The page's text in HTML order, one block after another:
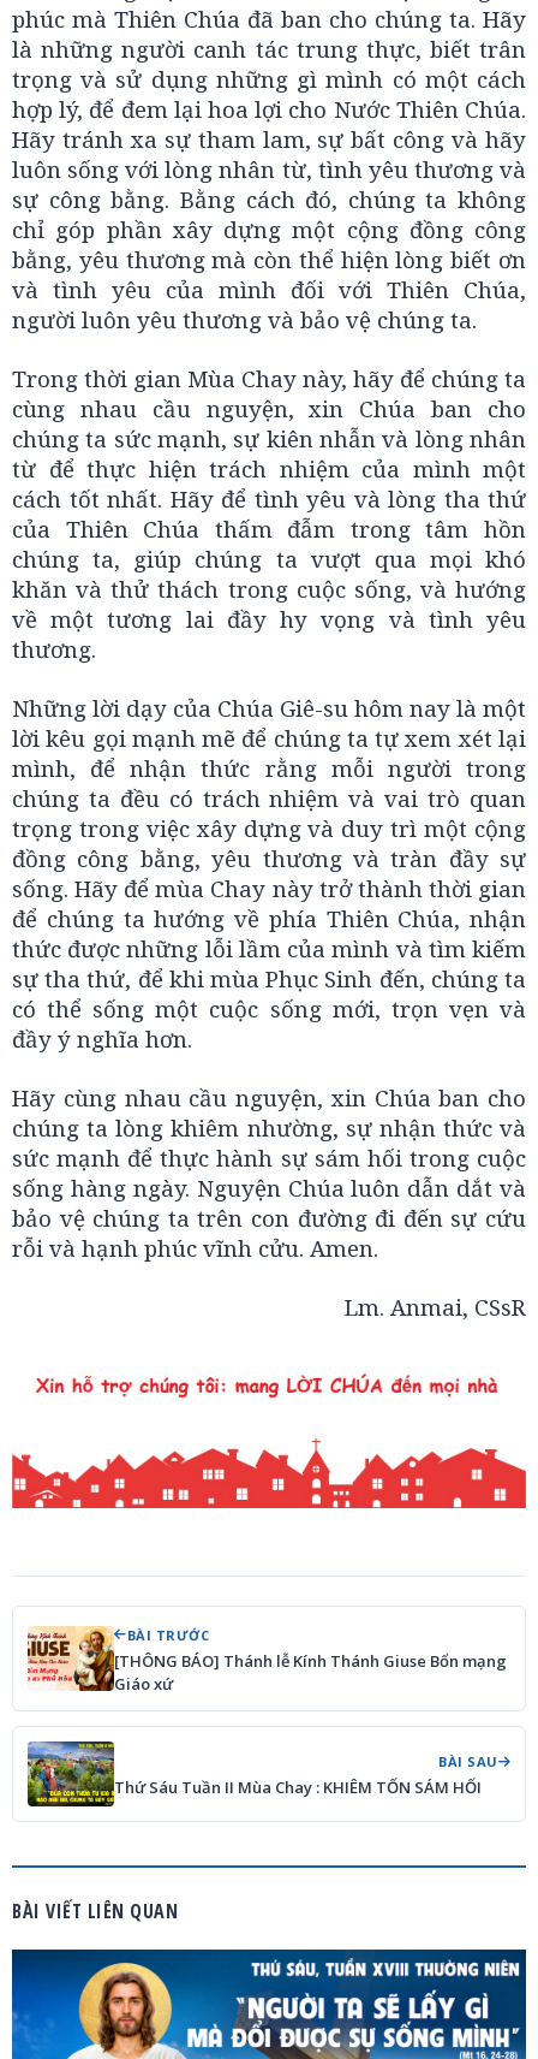
phúc mà Thiên Chúa đã ban cho chúng ta. Hãy
là những người canh tác trung thực, biết trân
trọng và sử dụng những gì mình có một cách
hợp lý, để đem lại hoa lợi cho Nước Thiên Chúa.
Hãy tránh xa sự tham lam, sự bất công và hãy
luôn sống với lòng nhân từ, tình yêu thương và
sự công bằng. Bằng cách đó, chúng ta không
chỉ góp phần xây dựng một cộng đồng công
bằng, yêu thương mà còn thể hiện lòng biết ơn
và tình yêu của mình đối với Thiên Chúa,
người luôn yêu thương và bảo vệ chúng ta.
Trong thời gian Mùa Chay này, hãy để chúng ta
cùng nhau cầu nguyện, xin Chúa ban cho
chúng ta sức mạnh, sự kiên nhẫn và lòng nhân
từ để thực hiện trách nhiệm của mình một
cách tốt nhất. Hãy để tình yêu và lòng tha thứ
của Thiên Chúa thấm đẫm trong tâm hồn
chúng ta, giúp chúng ta vượt qua mọi khó
khăn và thử thách trong cuộc sống, và hướng
về một tương lai đầy hy vọng và tình yêu
thương.
Những lời dạy của Chúa Giê-su hôm nay là một
lời kêu gọi mạnh mẽ để chúng ta tự xem xét lại
mình, để nhận thức rằng mỗi người trong
chúng ta đều có trách nhiệm và vai trò quan
trọng trong việc xây dựng và duy trì một cộng
đồng công bằng, yêu thương và tràn đầy sự
sống. Hãy để mùa Chay này trở thành thời gian
để chúng ta hướng về phía Thiên Chúa, nhận
thức được những lỗi lầm của mình và tìm kiếm
sự tha thứ, để khi mùa Phục Sinh đến, chúng ta
có thể sống một cuộc sống mới, trọn vẹn và
đầy ý nghĩa hơn.
Hãy cùng nhau cầu nguyện, xin Chúa ban cho
chúng ta lòng khiêm nhường, sự nhận thức và
sức mạnh để thực hành sự sám hối trong cuộc
sống hàng ngày. Nguyện Chúa luôn dẫn dắt và
bảo vệ chúng ta trên con đường đi đến sự cứu
rỗi và hạnh phúc vĩnh cửu. Amen.
Lm. Anmai, CSsR
BÀI TRƯỚC
[THÔNG BÁO] Thánh lễ Kính Thánh Giuse Bổn mạng
Giáo xứ
BÀI SAU
Thứ Sáu Tuần II Mùa Chay : KHIÊM TỐN SÁM HỐI
BÀI VIẾT LIÊN QUAN